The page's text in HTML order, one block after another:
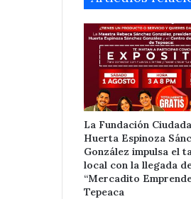
La Fundación
Huerta Espinoza
González impulsa el
local con la llegada
“Mercadito
Tepeaca